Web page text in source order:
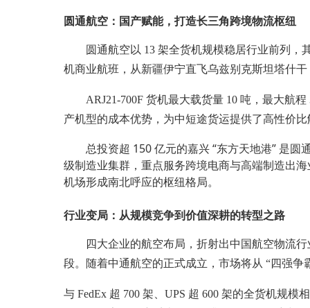
圆通航空：国产赋能，打造长三角跨境物流枢纽
圆通航空以 13 架全货机规模稳居行业前列，其
机商业航班，从新疆伊宁直飞乌兹别克斯坦塔什
ARJ21-700F 货机最大载货量 10 吨，最大航程
产机型的成本优势，为中短途货运提供了高性价
总投资超 150 亿元的嘉兴 “东方天地港” 是圆
级制造业集群，重点服务跨境电商与高端制造出
机场形成南北呼应的枢纽格局。
行业变局：从规模竞争到价值深耕的转型之路
四大企业的航空布局，折射出中国航空物流行
段。随着中通航空的正式成立，市场将从 “四强
与 FedEx 超 700 架、UPS 超 600 架的全货机规